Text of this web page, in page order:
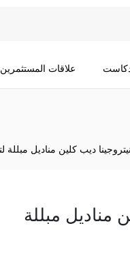
علاقات المستثمرين
نيتروجينا ديب كلين مناديل مبللة
مناديل مبللة